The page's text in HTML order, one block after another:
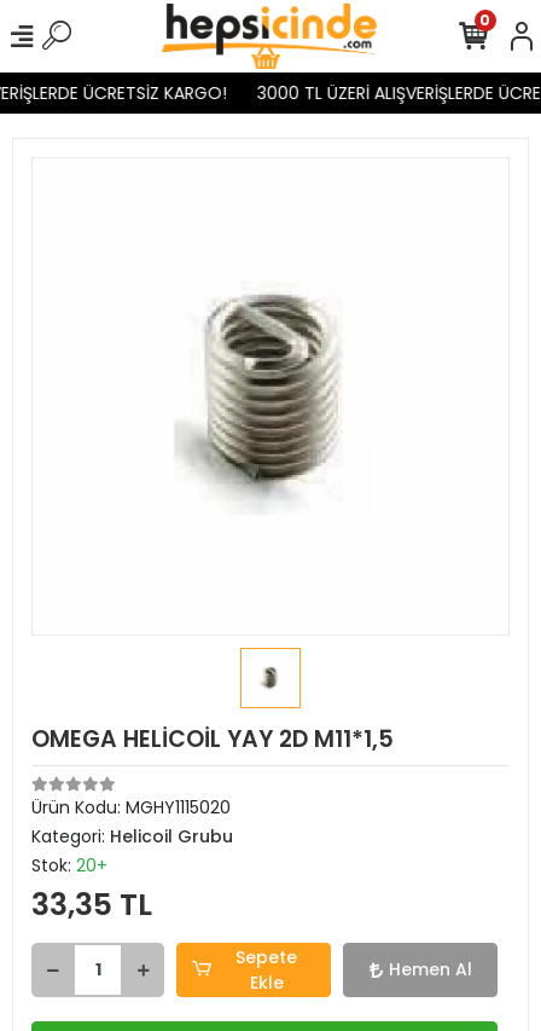
ÜCRETSİZ KARGO! 3000 TL ÜZERİ ALIŞVERİŞLERDE
0
OMEGA HELİCOİL YAY 2D M11*1,5
Ürün Kodu: MGHY1115020
Kategori: Helicoil Grubu
Stok: 20+
33,35 TL
Sepete
Ekle
Hemen Al